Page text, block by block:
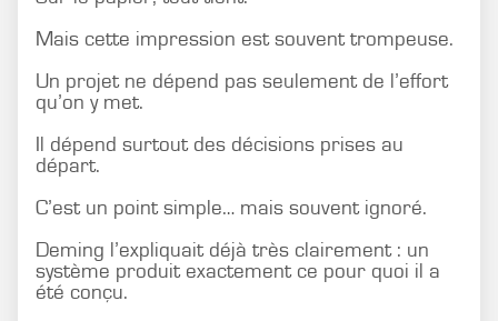
Mais cette impression est souvent trompeuse.
Un projet ne dépend pas seulement de l’effort
qu’on y met.
Il dépend surtout des décisions prises au
départ.
C’est un point simple… mais souvent ignoré.
Deming l’expliquait déjà très clairement : un
système produit exactement ce pour quoi il a
été conçu.